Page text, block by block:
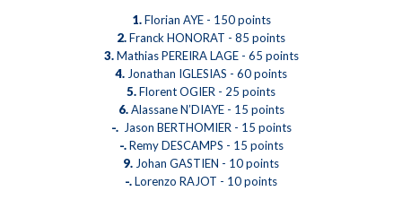
1.Florian AYE - 150 points
2.Franck HONORAT - 85 points
3.Mathias PEREIRA LAGE - 65 points
4. Jonathan IGLESIAS - 60 points
5.Florent OGIER - 25 points
6.Alassane N’DIAYE - 15 points
-. Jason BERTHOMIER - 15 points
-.Remy DESCAMPS - 15 points
9. Johan GASTIEN - 10 points
-.Lorenzo RAJOT - 10 points